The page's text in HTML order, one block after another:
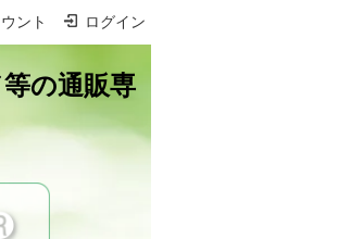
ント ログイン
の通販専